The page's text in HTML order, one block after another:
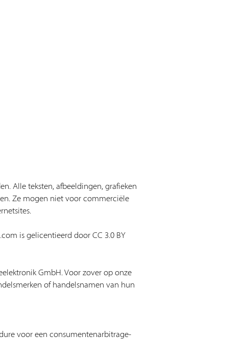
Alle teksten, afbeeldingen, grafieken
Ze mogen niet voor commerciële
is gelicentieerd door CC 3.0 BY
GmbH. Voor zover op onze
of handelsnamen van hun
voor een consumentenarbitrage-